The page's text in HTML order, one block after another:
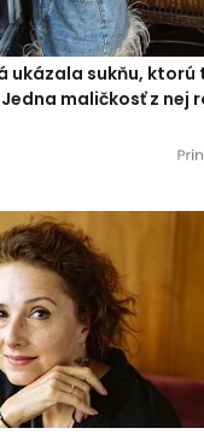
ukázala sukňu,
maličkosť z nej